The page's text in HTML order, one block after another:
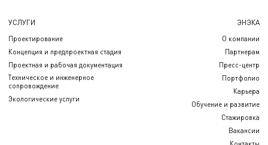
УСЛУГИ
Проектирование
Концепция и предпроектная стадия
Проектная и рабочая документация
Техническое и инженерное
сопровождение
Экологические услуги
ЭНЭКА
О компании
Партнерам
Пресс-центр
Портфолио
Карьера
Обучение и развитие
Стажировка
Вакансии